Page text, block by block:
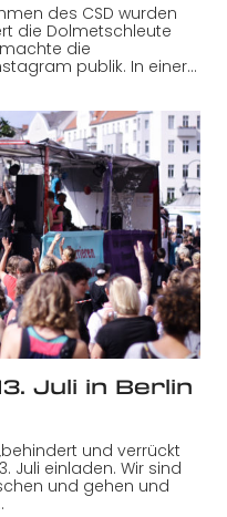
des CSD wurden
die Dolmetschleute
die
publik. In einer…
Juli in Berlin
und verrückt
Juli einladen. Wir sind
und gehen und